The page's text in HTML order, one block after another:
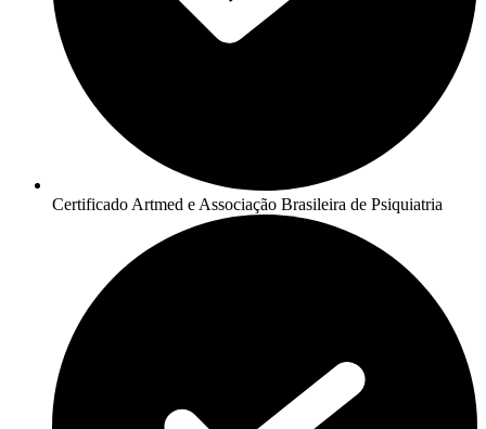
Certificado Artmed e Associação Brasileira de Psiquiatria